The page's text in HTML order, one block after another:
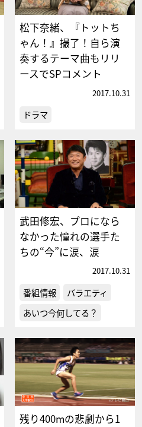
松下奈緒、『トットち
ゃん！』撮了！自ら演
奏するテーマ曲もリリ
ースでSPコメント
2017.10.31
ドラマ
武田修宏、プロになら
なかった憧れの選手た
ちの“今”に涙、涙
2017.10.31
番組情報
バラエティ
あいつ今何してる？
残り400mの悲劇から1